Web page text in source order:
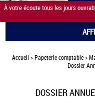
À votre écoute tous les jours
Accueil >Papeterie comptable>
Dossier
DOSSIER